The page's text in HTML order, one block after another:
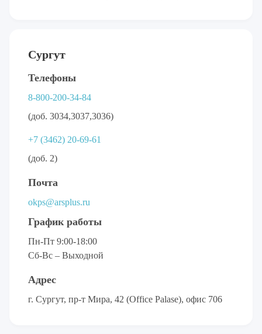
Сургут
Телефоны
8-800-200-34-84
(доб. 3034,3037,3036)
+7 (3462) 20-69-61
(доб. 2)
Почта
okps@arsplus.ru
График работы
Пн-Пт 9:00-18:00
Сб-Вс – Выходной
Адрес
г. Сургут, пр-т Мира, 42 (Office Palase), офис 706